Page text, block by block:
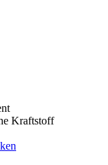
Kraftstoff